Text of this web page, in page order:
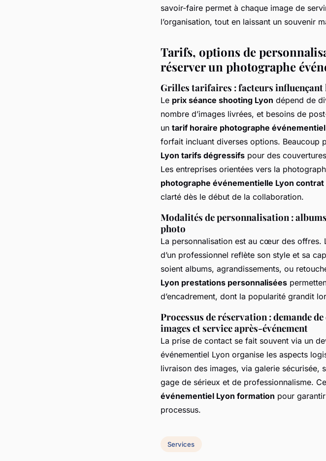
savoir-faire permet à chaque image de
l’organisation, tout en laissant un souvenir
Tarifs, options de
réserver un photographe
Grilles tarifaires : facteurs
Le prix séance shooting Lyon dépend de
nombre d’images livrées, et besoins de
un tarif horaire photographe
forfait incluant diverses options. Beaucoup
Lyon tarifs dégressifs pour des
Les entreprises orientées vers la
photographe événementielle Lyon
clarté dès le début de la collaboration.
Modalités de personnalisation :
photo
La personnalisation est au cœur des offres.
d’un professionnel reflète son style et sa
soient albums, agrandissements, ou
Lyon prestations personnalisées
d’encadrement, dont la popularité grandit
Processus de réservation : demande
images et service après-événement
La prise de contact se fait souvent via un
événementiel Lyon organise les aspects
livraison des images, via galerie sécurisée,
gage de sérieux et de professionnalisme.
événementiel Lyon formation pour
processus.
Services